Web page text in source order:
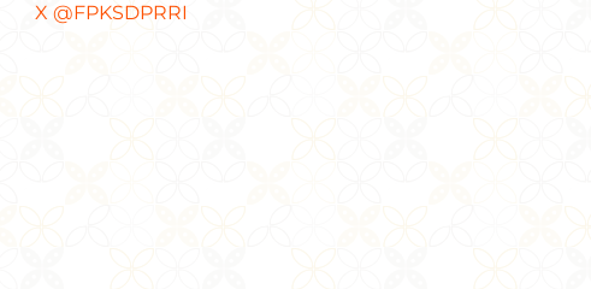
X @FPKSDPRRI